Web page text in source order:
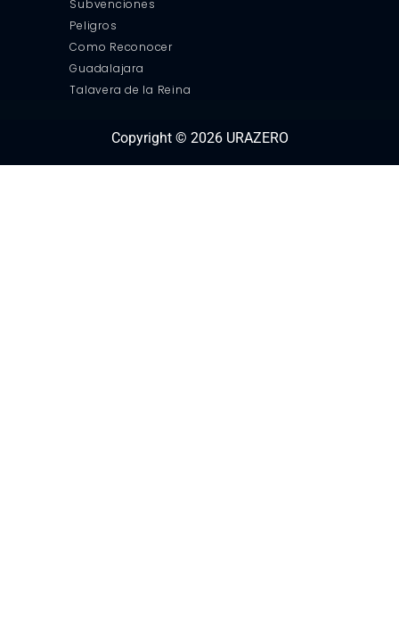
Subvenciones
Peligros
Como Reconocer
Guadalajara
Talavera de la Reina
Copyright © 2026 URAZERO